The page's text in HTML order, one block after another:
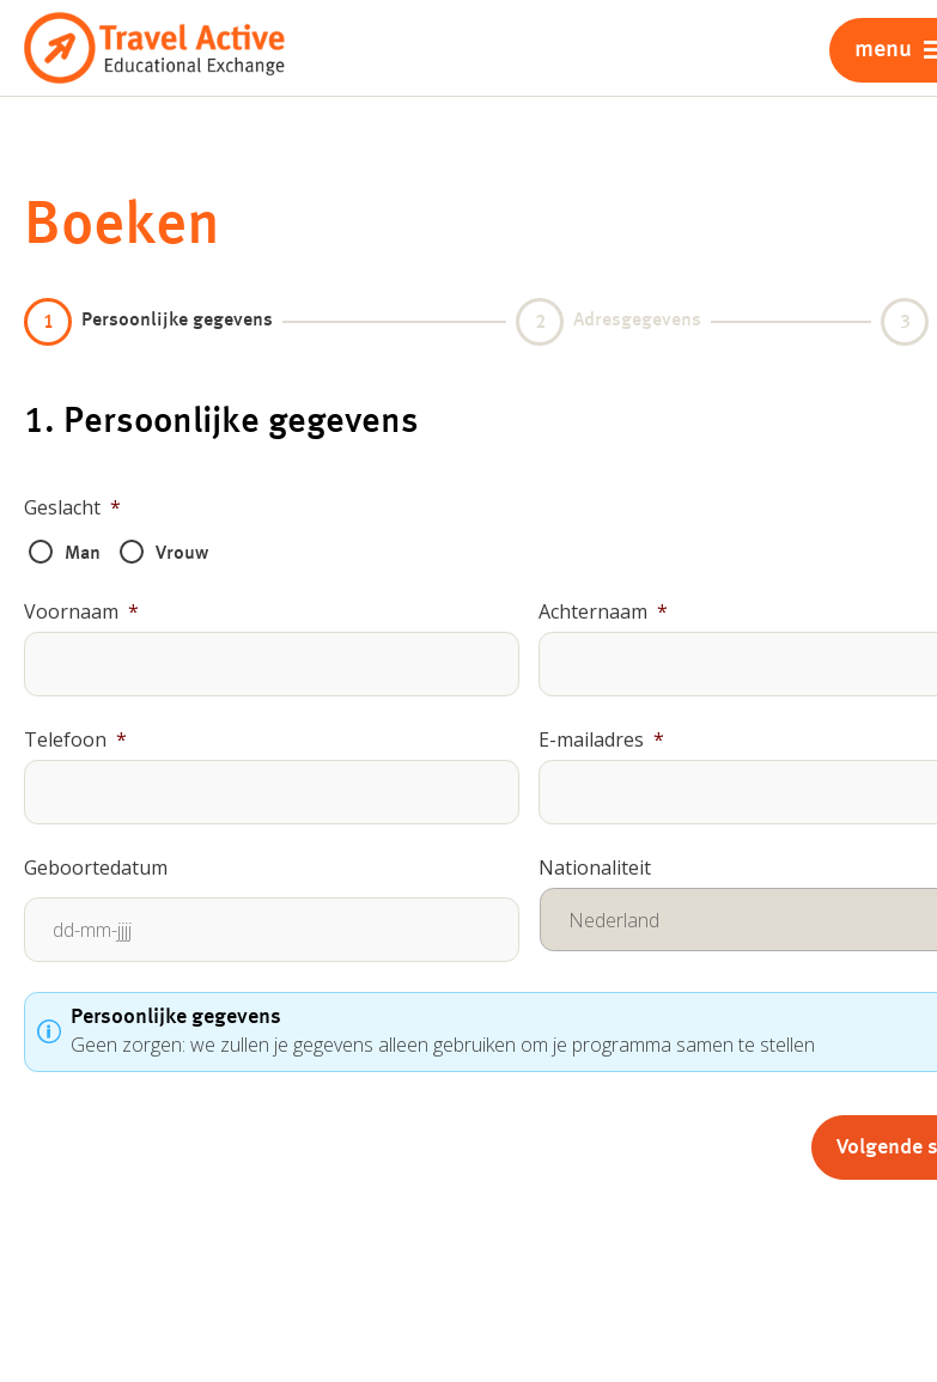
naar
menu
Boeken
1 Persoonlijke gegevens 2 Adresgegevens 3
1. Persoonlijke gegevens
Geslacht *
Man Vrouw
Voornaam * Achternaam *
Telefoon * E-mailadres *
Geboortedatum
dash
MM
Nationaliteit
Persoonlijke gegevens
Geen zorgen: we zullen je gegevens alleen gebruiken om je programma samen te stellen